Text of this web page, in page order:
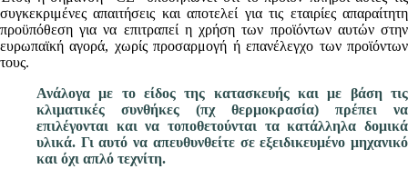
συγκεκριμένες απαιτήσεις και αποτελεί για τις εταιρίες απαραίτητη
προϋπόθεση για να επιτραπεί η χρήση των προϊόντων αυτών στην
ευρωπαϊκή αγορά, χωρίς προσαρμογή ή επανέλεγχο των προϊόντων
τους.
Ανάλογα με το είδος της κατασκευής και με βάση τις
κλιματικές συνθήκες (πχ θερμοκρασία) πρέπει να
επιλέγονται και να τοποθετούνται τα κατάλληλα δομικά
υλικά. Γι αυτό να απευθυνθείτε σε εξειδικευμένο μηχανικό
και όχι απλό τεχνίτη.